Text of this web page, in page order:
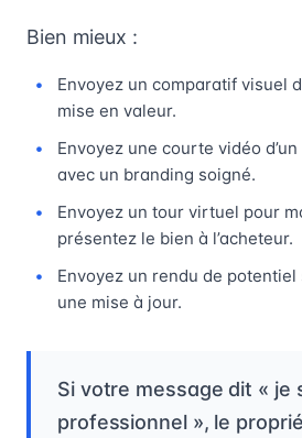
Bien mieux :
Envoyez un comparatif visuel
mise en valeur.
Envoyez une courte vidéo
avec un branding soigné.
Envoyez un tour virtuel pour
présentez le bien à l’acheteur.
Envoyez un rendu de
une mise à jour.
Si votre message dit « je
professionnel », le